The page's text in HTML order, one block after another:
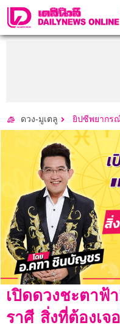
ดวง-มูเตลู ยิปซีพยากร
เปิดดวงชะตาฟ้
ราศี สิ่งที่ต้องเจ